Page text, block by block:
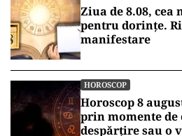
Ziua de 8.08,
pentru dorințe.
manifestare
HOROSCOP
Horoscop 8
prin momente de
despărțire sau o